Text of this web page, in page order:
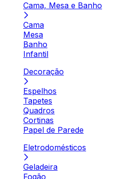
Cama, Mesa e Banho
Cama
Mesa
Banho
Infantil
Decoração
Espelhos
Tapetes
Quadros
Cortinas
Papel de Parede
Eletrodomésticos
Geladeira
Fogão